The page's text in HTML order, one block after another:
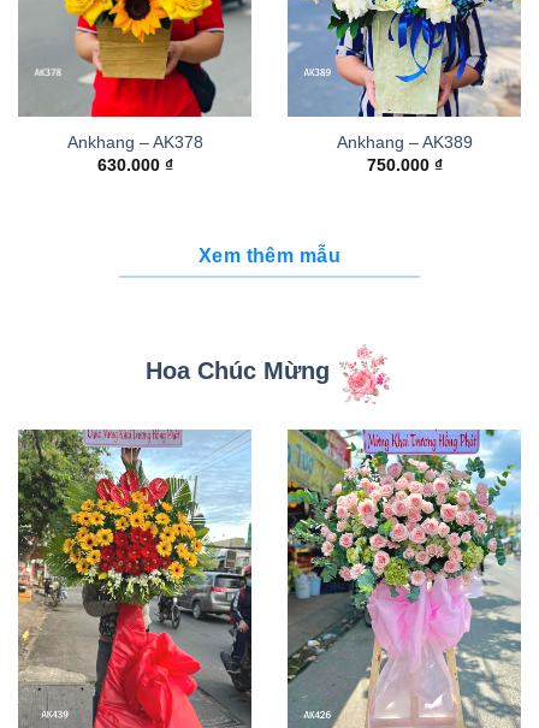
Ankhang – AK378
630.000 ₫
Ankhang – AK389
750.000 ₫
Xem thêm mẫu
Hoa Chúc Mừng